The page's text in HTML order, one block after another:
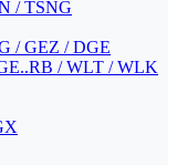
/ TSNG
/ GEZ / DGE
/ WLT / WLK